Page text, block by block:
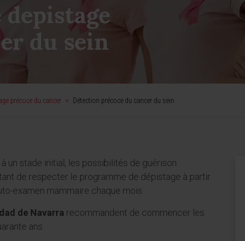
depistage
du sein
précoce du cancer > Détection précoce du cancer du sein
un stade initial, les possibilités de guérison
de respecter le programme de dépistage à partir
examen mammaire chaque mois.
de Navarra recommandent de commencer les
ans.